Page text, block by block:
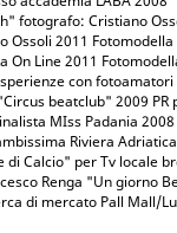
fotografo: Cristiano
Ossoli 2011
On Line 2011
con
beatclub" 2009 PR
MIss Padania
Riviera
di Calcio" per Tv locale
Renga "Un giorno
di mercato Pall Mall/